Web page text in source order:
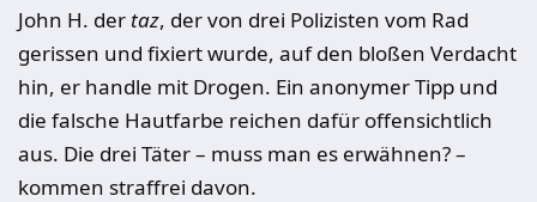
John H. der taz, der von drei Polizisten vom Rad
gerissen und fixiert wurde, auf den bloßen Verdacht
hin, er handle mit Drogen. Ein anonymer Tipp und
die falsche Hautfarbe reichen dafür offensichtlich
aus. Die drei Täter – muss man es erwähnen? –
kommen straffrei davon.